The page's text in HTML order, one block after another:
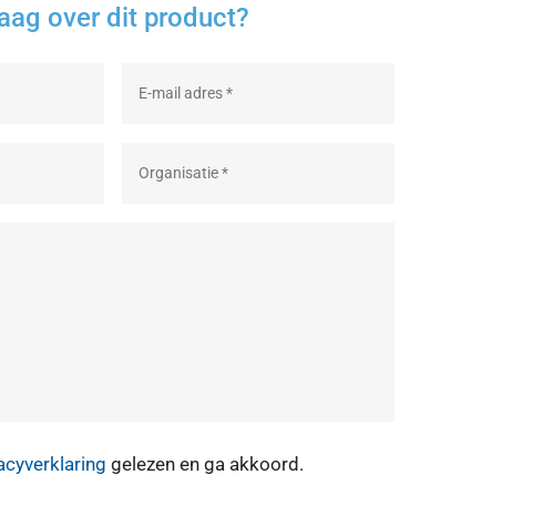
over dit product?
gelezen en ga akkoord.